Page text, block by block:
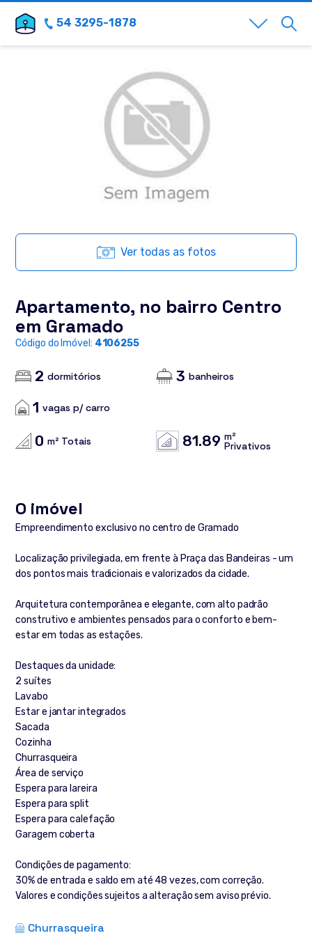
54 3295-1878
Ver todas as fotos
Apartamento, no bairro Centro
em Gramado
Código do Imóvel: 4106255
2 dormitórios 3 banheiros
1 vagas p/ carro
0 m² Totais 81.89 m²
Privativos
O imóvel
Empreendimento exclusivo no centro de Gramado
Localização privilegiada, em frente à Praça das Bandeiras - um
dos pontos mais tradicionais e valorizados da cidade.
Arquitetura contemporânea e elegante, com alto padrão
construtivo e ambientes pensados para o conforto e bem-
estar em todas as estações.
Destaques da unidade:
2 suítes
Lavabo
Estar e jantar integrados
Sacada
Cozinha
Churrasqueira
Área de serviço
Espera para lareira
Espera para split
Espera para calefação
Garagem coberta
Condições de pagamento:
30% de entrada e saldo em até 48 vezes, com correção.
Valores e condições sujeitos a alteração sem aviso prévio.
Churrasqueira